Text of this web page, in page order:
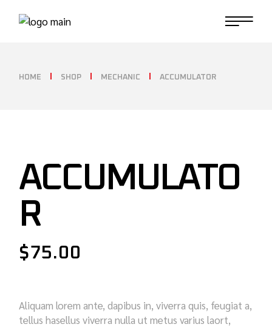
HOME SHOP MECHANIC ACCUMULATOR
ACCUMULATO
R
$75.00
Aliquam lorem ante, dapibus in, viverra quis, feugiat a,
tellus hasellus viverra nulla ut metus varius laort,